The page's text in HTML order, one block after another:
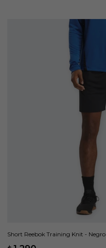
Short Reebok Training Knit - Negro